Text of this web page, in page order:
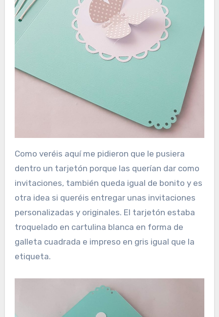
Como veréis aquí me pidieron que le pusiera
dentro un tarjetón porque las querían dar como
invitaciones, también queda igual de bonito y es
otra idea si queréis entregar unas invitaciones
personalizadas y originales. El tarjetón estaba
troquelado en cartulina blanca en forma de
galleta cuadrada e impreso en gris igual que la
etiqueta.